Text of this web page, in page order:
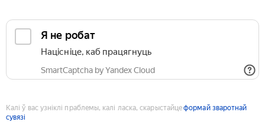
Я не робат
Націсніце, каб працягнуць
SmartCaptcha by Yandex Cloud
Калі ў вас узніклі праблемы, калі ласка, скарыстайцеформай зваротнай
сувязі